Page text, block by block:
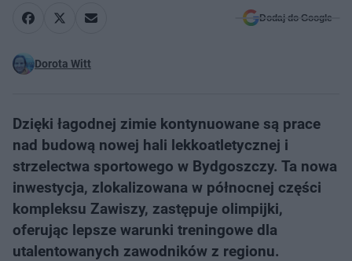
Dodaj do Google
Dorota Witt
Dzięki łagodnej zimie kontynuowane są prace
nad budową nowej hali lekkoatletycznej i
strzelectwa sportowego w Bydgoszczy. Ta nowa
inwestycja, zlokalizowana w północnej części
kompleksu Zawiszy, zastępuje olimpijki,
oferując lepsze warunki treningowe dla
utalentowanych zawodników z regionu.